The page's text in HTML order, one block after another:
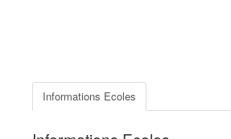
Informations Ecoles